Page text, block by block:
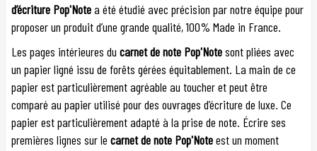
d’écriture Pop'Notea été étudié avec précision par notre équipe pour
proposer un produit d’une grande qualité, 100% Made in France.
Les pages intérieures du carnet de note Pop'Notesont pliées avec
un papier ligné issu de forêts gérées équitablement. La main de ce
papier est particulièrement agréable au toucher et peut être
comparé au papier utilisé pour des ouvrages d’écriture de luxe. Ce
papier est particulièrement adapté à la prise de note. Écrire ses
premières lignes sur le carnet de note Pop'Noteest un moment